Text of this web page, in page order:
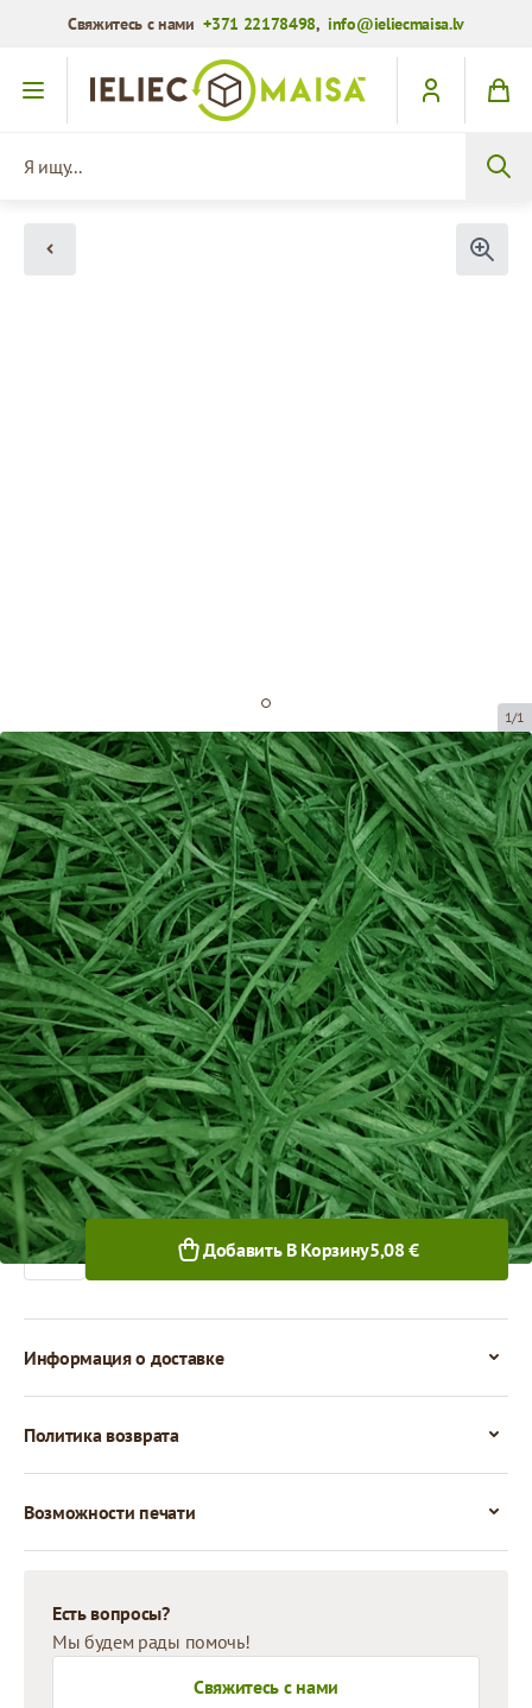
Свяжитесь с нами+371 22178498,info@ieliecmaisa.lv
Перейти к содержимому
1/1
Стружка для декорирования
Код товара:DS004
Размер:25 x 35 cm
Tовар можно получить в пункте выдачи.
Цена за 1 упаковку
5,08 €
1+ уп.
Количество
Добавить В Корзину5,08 €
Информация о доставке
Политика возврата
Возможности печати
Есть вопросы?
Мы будем рады помочь!
Свяжитесь с нами